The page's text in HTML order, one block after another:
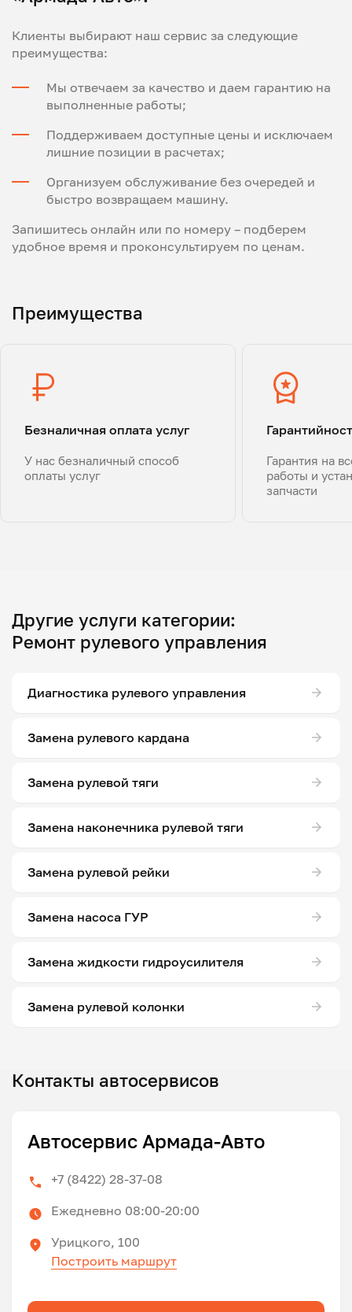
Клиенты выбирают наш сервис за следующие
преимущества:
Мы отвечаем за качество и даем гарантию на
выполненные работы;
Поддерживаем доступные цены и исключаем
лишние позиции в расчетах;
Организуем обслуживание без очередей и
быстро возвращаем машину.
Запишитесь онлайн или по номеру – подберем
удобное время и проконсультируем по ценам.
Преимущества
Безналичная оплата услуг
У нас безналичный способ
оплаты услуг
Гарантия на
работы и
запчасти
Другие услуги категории:
Ремонт рулевого управления
Диагностика рулевого управления
Замена рулевого кардана
Замена рулевой тяги
Замена наконечника рулевой тяги
Замена рулевой рейки
Замена насоса ГУР
Замена жидкости гидроусилителя
Замена рулевой колонки
Контакты автосервисов
Автосервис Армада-Авто
+7 (8422) 28-37-08
Ежедневно 08:00-20:00
Урицкого, 100
Построить маршрут